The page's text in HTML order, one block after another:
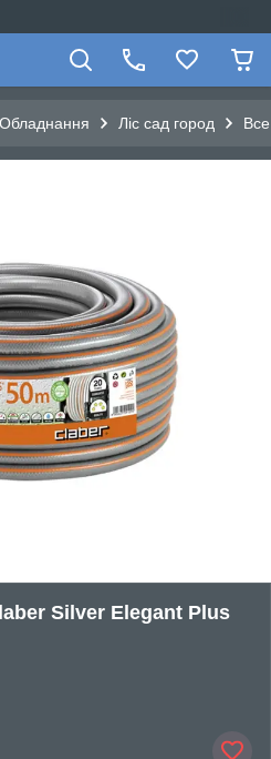
Обладнання Ліс сад город
Silver Elegant Plus